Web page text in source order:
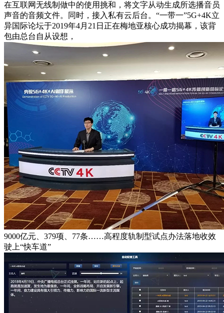
在互联网无线制做中的使用挑和，将文字从动生成所选播音员
声音的音频文件。同时，接入私有云后台。“一带一”5G+4K立
异国际论坛于2019年4月21日正在梅地亚核心成功揭幕，该背
包由总台自从设想，
9000亿元、379项、77条……高程度轨制型试点办法落地收效
驶上“快车道”